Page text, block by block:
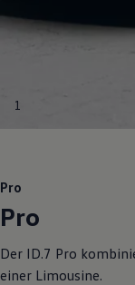
1
Pro
Pro
Der ID.7 Pro
einer Limousine.